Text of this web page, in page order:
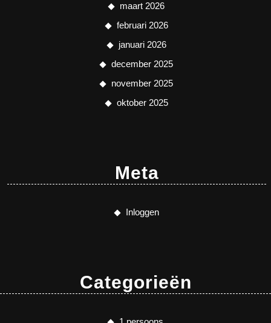
maart 2026
februari 2026
januari 2026
december 2025
november 2025
oktober 2025
Meta
Inloggen
Categorieën